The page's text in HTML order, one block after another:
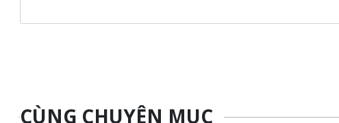
CÙNG CHUYÊN MỤC